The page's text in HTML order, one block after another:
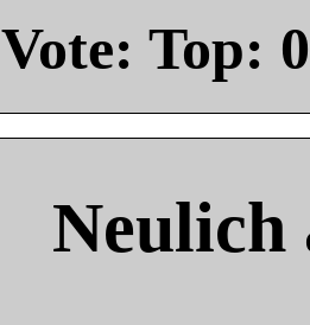
Vote: Top: 0
Neulich